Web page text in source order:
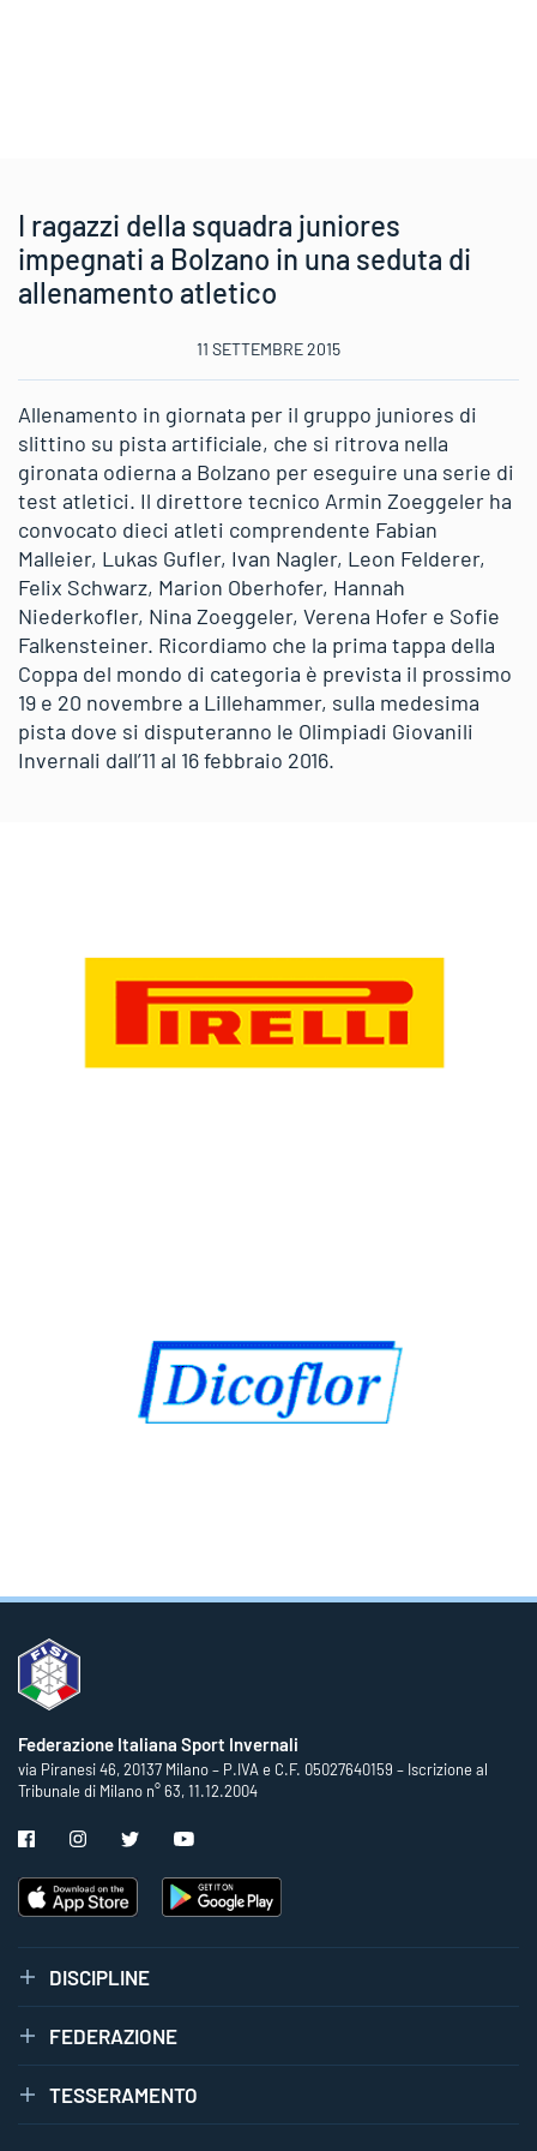
I ragazzi della squadra juniores
impegnati a Bolzano in una seduta di
allenamento atletico
11 SETTEMBRE 2015
Allenamento in giornata per il gruppo juniores di
slittino su pista artificiale, che si ritrova nella
gironata odierna a Bolzano per eseguire una serie di
test atletici. Il direttore tecnico Armin Zoeggeler ha
convocato dieci atleti comprendente Fabian
Malleier, Lukas Gufler, Ivan Nagler, Leon Felderer,
Felix Schwarz, Marion Oberhofer, Hannah
Niederkofler, Nina Zoeggeler, Verena Hofer e Sofie
Falkensteiner. Ricordiamo che la prima tappa della
Coppa del mondo di categoria è prevista il prossimo
19 e 20 novembre a Lillehammer, sulla medesima
pista dove si disputeranno le Olimpiadi Giovanili
Invernali dall’11 al 16 febbraio 2016.
Federazione Italiana Sport Invernali
via Piranesi 46, 20137 Milano – P.IVA e C.F. 05027640159 – Iscrizione al
Tribunale di Milano n° 63, 11.12.2004
DISCIPLINE
FEDERAZIONE
TESSERAMENTO